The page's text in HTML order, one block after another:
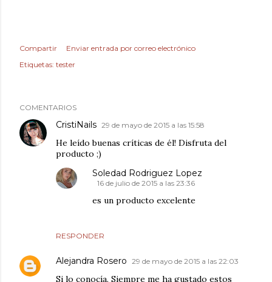
Compartir
Enviar entrada por correo electrónico
Etiquetas: tester
COMENTARIOS
CristiNails 29 de mayo de 2015 a las 15:58
He leído buenas críticas de él! Disfruta del
producto ;)
RESPONDER
Soledad Rodriguez Lopez
16 de julio de 2015 a las 23:36
es un producto excelente
Alejandra Rosero 29 de mayo de 2015 a las 22:03
Si lo conocía. Siempre me ha gustado estos